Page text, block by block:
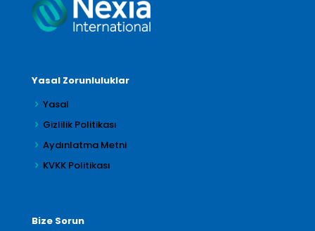
Yasal Zorunluluklar
Yasal
Gizlilik Politikası
Aydınlatma Metni
KVKK Politikası
Bize Sorun